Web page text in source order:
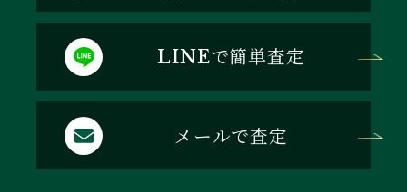
LINEで簡単査定
メールで査定